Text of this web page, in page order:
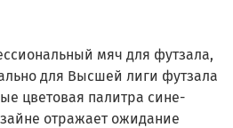
мяч для футзала,
для Высшей лиги футзала
цветовая палитра сине-
отражает ожидание